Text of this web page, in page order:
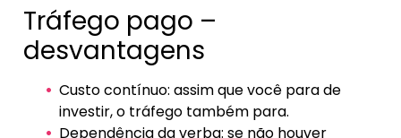
Tráfego pago –
desvantagens
Custo contínuo: assim que você para de
investir, o tráfego também para.
Dependência da verba: se não houver